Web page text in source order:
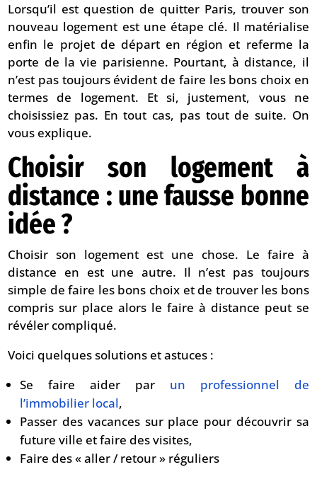
Lorsqu’il est question de quitter Paris, trouver son
nouveau logement est une étape clé. Il matérialise
enfin le projet de départ en région et referme la
porte de la vie parisienne. Pourtant, à distance, il
n’est pas toujours évident de faire les bons choix en
termes de logement. Et si, justement, vous ne
choisissiez pas. En tout cas, pas tout de suite. On
vous explique.
Choisir son logement à
distance : une fausse bonne
idée ?
Choisir son logement est une chose. Le faire à
distance en est une autre. Il n’est pas toujours
simple de faire les bons choix et de trouver les bons
compris sur place alors le faire à distance peut se
révéler compliqué.
Voici quelques solutions et astuces :
Se faire aider par un professionnel de
l’immobilier local,
Passer des vacances sur place pour découvrir sa
future ville et faire des visites,
Faire des « aller / retour » réguliers